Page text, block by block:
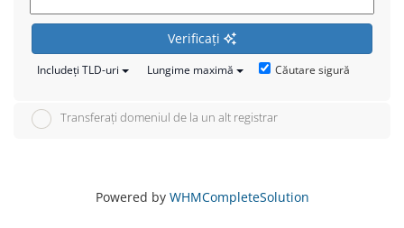
Verificați
Includeți TLD-uri Lungime maximă Căutare sigură
Transferați domeniul de la un alt registrar
Powered by WHMCompleteSolution